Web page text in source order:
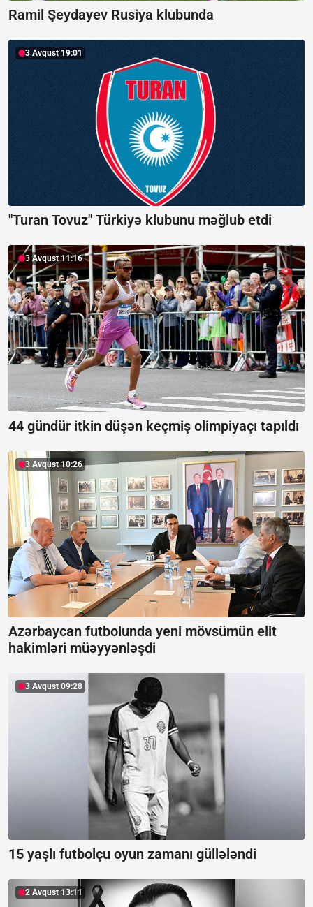
Ramil Şeydayev Rusiya klubunda
3 Avqust 19:01
"Turan Tovuz" Türkiyə klubunu məğlub etdi
3 Avqust 11:16
44 gündür itkin düşən keçmiş olimpiyaçı tapıldı
3 Avqust 10:26
Azərbaycan futbolunda yeni mövsümün elit
hakimləri müəyyənləşdi
3 Avqust 09:28
15 yaşlı futbolçu oyun zamanı güllələndi
2 Avqust 13:11